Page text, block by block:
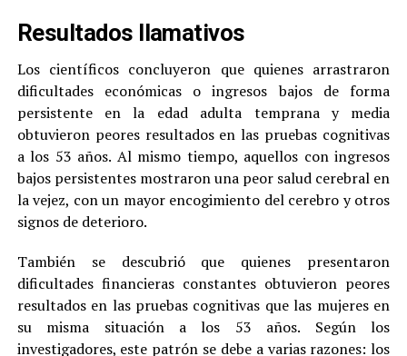
Resultados llamativos
Los científicos concluyeron que quienes arrastraron
dificultades económicas o ingresos bajos de forma
persistente en la edad adulta temprana y media
obtuvieron peores resultados en las pruebas cognitivas
a los 53 años. Al mismo tiempo, aquellos con ingresos
bajos persistentes mostraron una peor salud cerebral en
la vejez, con un mayor encogimiento del cerebro y otros
signos de deterioro.
También se descubrió que quienes presentaron
dificultades financieras constantes obtuvieron peores
resultados en las pruebas cognitivas que las mujeres en
su misma situación a los 53 años. Según los
investigadores, este patrón se debe a varias razones: los